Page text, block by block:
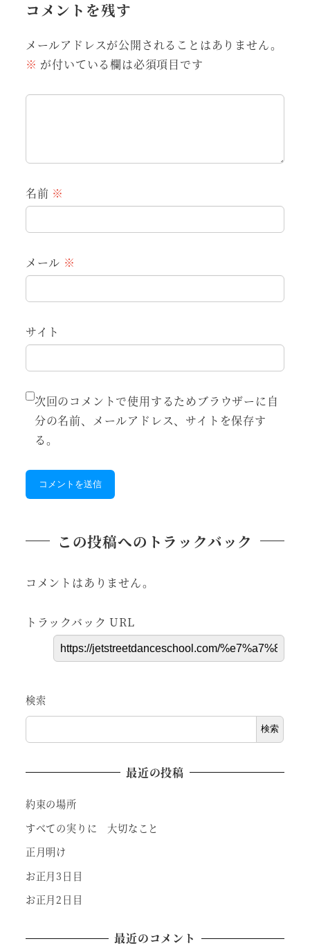
コメントを残す
メールアドレスが公開されることはありません。
※ が付いている欄は必須項目です
名前 ※
メール ※
サイト
次回のコメントで使用するためブラウザーに自
分の名前、メールアドレス、サイトを保存す
る。
この投稿へのトラックバック
コメントはありません。
トラックバック URL
検索
検索
最近の投稿
約束の場所
すべての実りに 大切なこと
正月明け
お正月3日目
お正月2日目
最近のコメント